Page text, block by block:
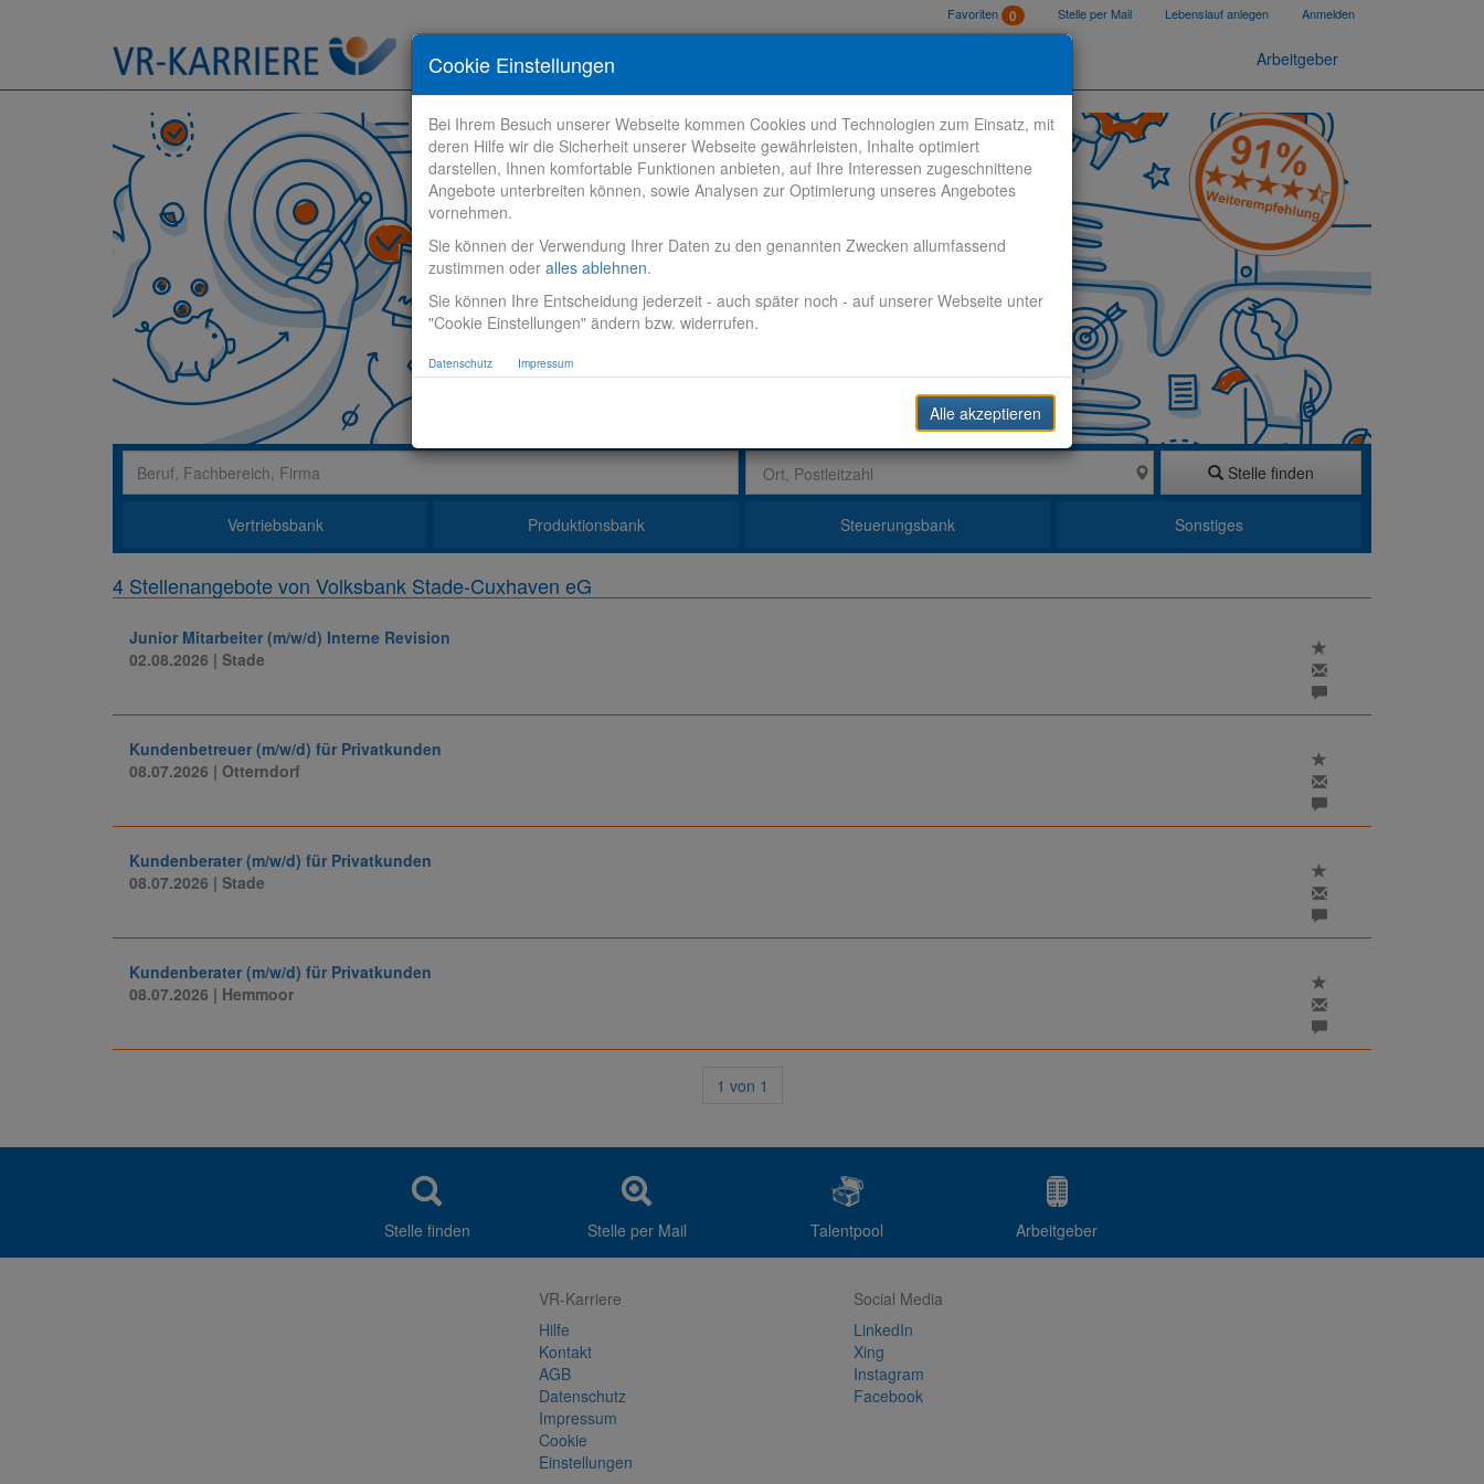
Favoriten 0 Stelle per Mail Lebenslauf anlegen Anmelden
Stelle finden Bewerbungstipps Arbeitgeber
Stelle finden
Vertriebsbank Produktionsbank Steuerungsbank Sonstiges
4 Stellenangebote von Volksbank Stade-Cuxhaven eG
Junior Mitarbeiter (m/w/d) Interne Revision
02.08.2026 | Stade
Kundenbetreuer (m/w/d) für Privatkunden
08.07.2026 | Otterndorf
Kundenberater (m/w/d) für Privatkunden
08.07.2026 | Stade
Kundenberater (m/w/d) für Privatkunden
08.07.2026 | Hemmoor
1 von 1
Stelle finden Stelle per Mail Talentpool Arbeitgeber
VR-Karriere
Hilfe
Kontakt
AGB
Datenschutz
Impressum
Cookie
Einstellungen
Social Media
LinkedIn
Xing
Instagram
Facebook
Cookie Einstellungen
Bei Ihrem Besuch unserer Webseite kommen Cookies und Technologien zum Einsatz, mit
deren Hilfe wir die Sicherheit unserer Webseite gewährleisten, Inhalte optimiert
darstellen, Ihnen komfortable Funktionen anbieten, auf Ihre Interessen zugeschnittene
Angebote unterbreiten können, sowie Analysen zur Optimierung unseres Angebotes
vornehmen.
Sie können der Verwendung Ihrer Daten zu den genannten Zwecken allumfassend
zustimmen oder alles ablehnen.
Sie können Ihre Entscheidung jederzeit - auch später noch - auf unserer Webseite unter
"Cookie Einstellungen" ändern bzw. widerrufen.
Datenschutz Impressum
Alle akzeptieren